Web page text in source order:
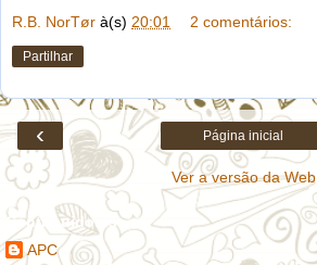
R.B. NorTør à(s) 20:01 2 comentários:
Partilhar
‹ Página inicial
Ver a versão da Web
Contribuidores
APC